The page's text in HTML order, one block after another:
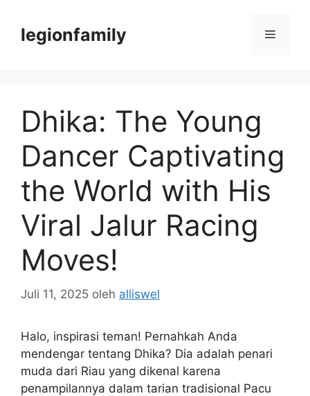
legionfamily Menu
Dhika: The Young
Dancer Captivating
the World with His
Viral Jalur Racing
Moves!
Juli 11, 2025 oleh alliswel
Halo, inspirasi teman! Pernahkah Anda
mendengar tentang Dhika? Dia adalah penari
muda dari Riau yang dikenal karena
penampilannya dalam tarian tradisional Pacu